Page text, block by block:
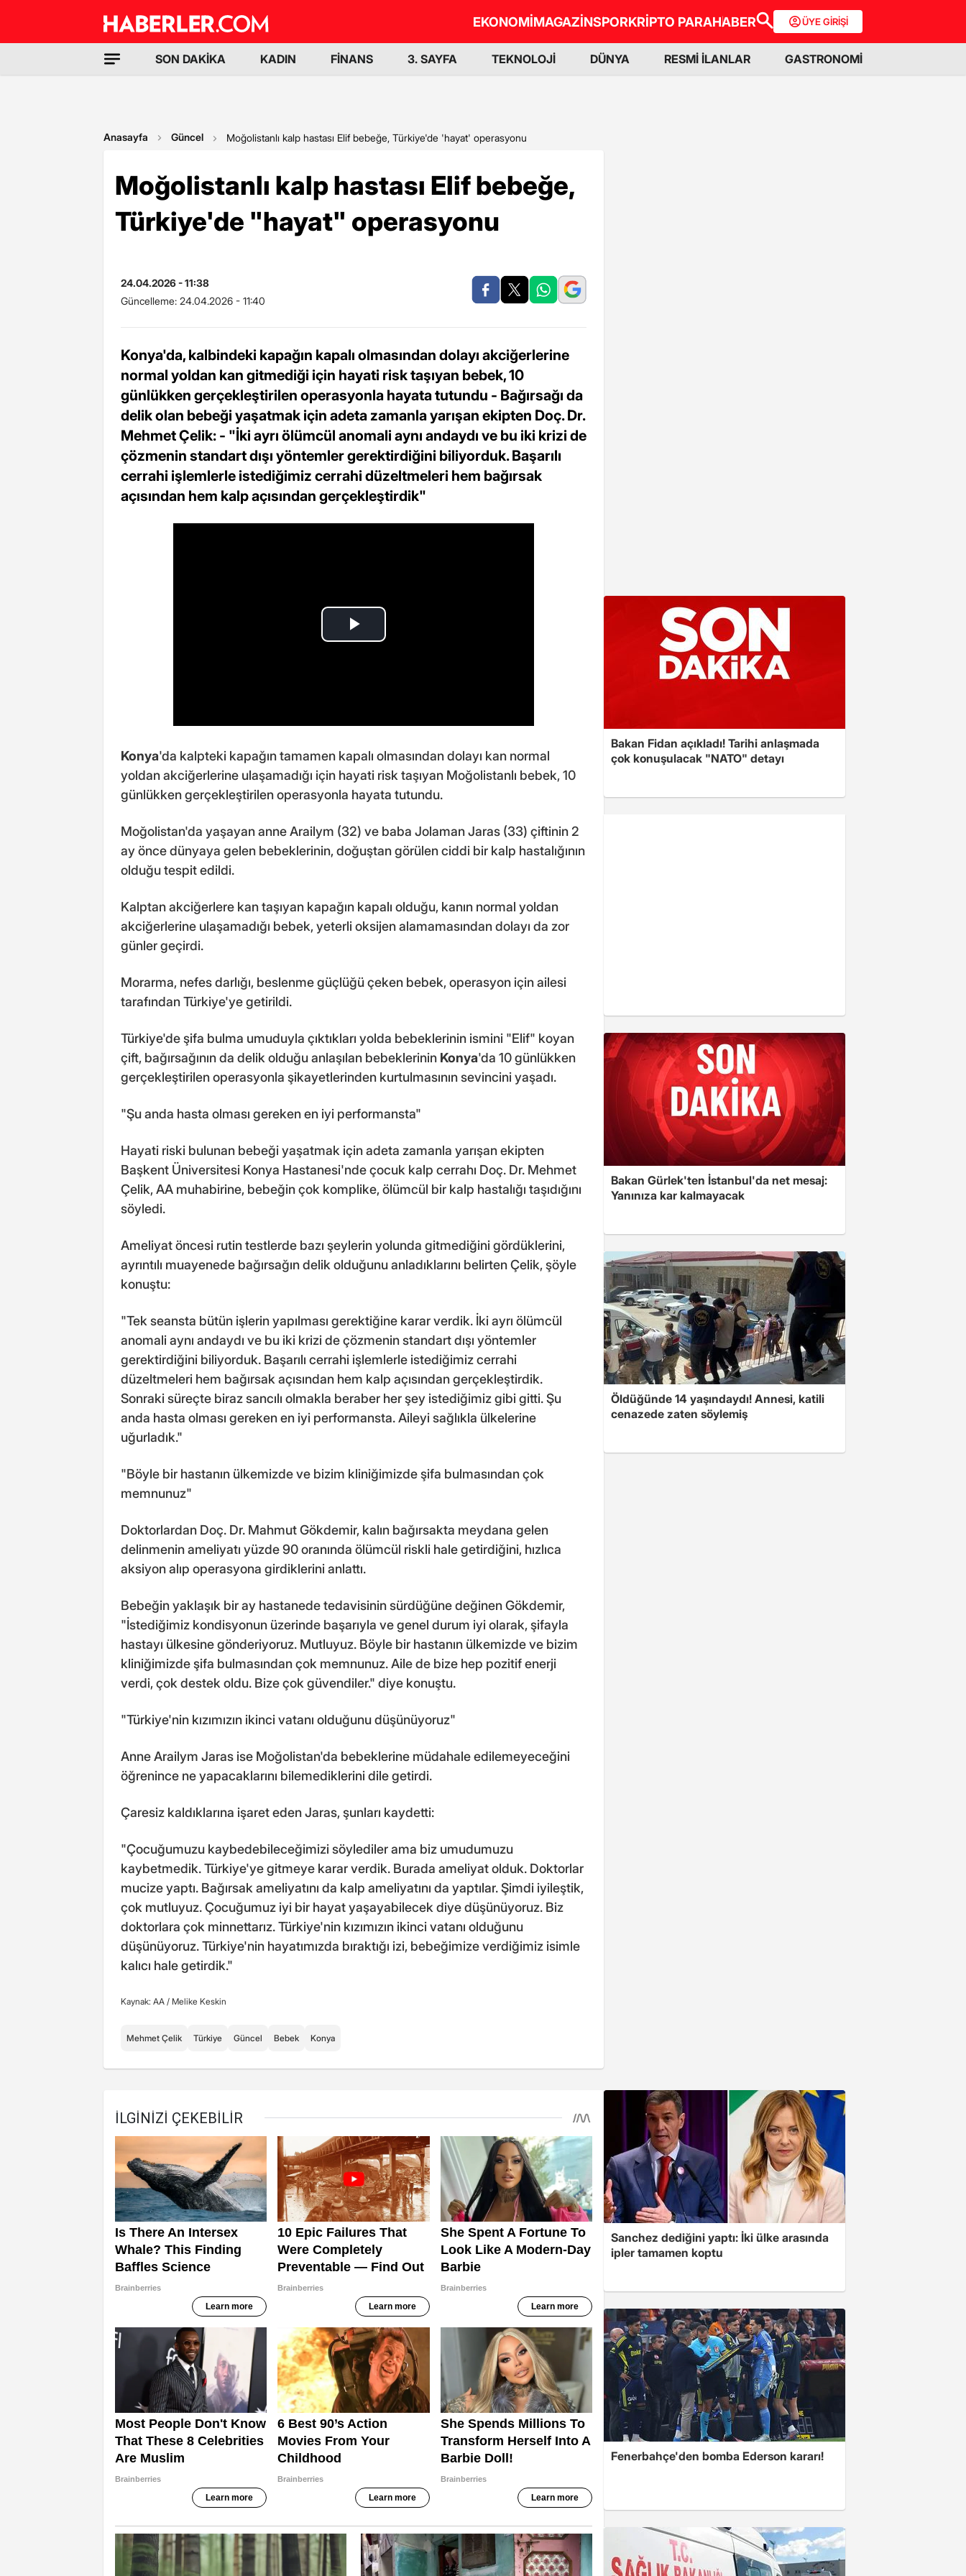
EKONOMİMAGAZİNSPORKRİPTO PARAHABER ÜYE GİRİŞİ
SON DAKİKA KADIN FİNANS 3. SAYFA TEKNOLOJİ DÜNYA RESMİ İLANLAR GASTRONOMİ
Anasayfa Güncel Moğolistanlı kalp hastası Elif bebeğe, Türkiye'de 'hayat' operasyonu
Moğolistanlı kalp hastası Elif bebeğe,
Türkiye'de "hayat" operasyonu
24.04.2026 - 11:38
Güncelleme: 24.04.2026 - 11:40
Konya'da, kalbindeki kapağın kapalı olmasından dolayı akciğerlerine
normal yoldan kan gitmediği için hayati risk taşıyan bebek, 10
günlükken gerçekleştirilen operasyonla hayata tutundu - Bağırsağı da
delik olan bebeği yaşatmak için adeta zamanla yarışan ekipten Doç. Dr.
Mehmet Çelik: - "İki ayrı ölümcül anomali aynı andaydı ve bu iki krizi de
çözmenin standart dışı yöntemler gerektirdiğini biliyorduk. Başarılı
cerrahi işlemlerle istediğimiz cerrahi düzeltmeleri hem bağırsak
açısından hem kalp açısından gerçekleştirdik"
Konya'da kalpteki kapağın tamamen kapalı olmasından dolayı kan normal
yoldan akciğerlerine ulaşamadığı için hayati risk taşıyan Moğolistanlı bebek, 10
günlükken gerçekleştirilen operasyonla hayata tutundu.
Moğolistan'da yaşayan anne Arailym (32) ve baba Jolaman Jaras (33) çiftinin 2
ay önce dünyaya gelen bebeklerinin, doğuştan görülen ciddi bir kalp hastalığının
olduğu tespit edildi.
Kalptan akciğerlere kan taşıyan kapağın kapalı olduğu, kanın normal yoldan
akciğerlerine ulaşamadığı bebek, yeterli oksijen alamamasından dolayı da zor
günler geçirdi.
Morarma, nefes darlığı, beslenme güçlüğü çeken bebek, operasyon için ailesi
tarafından Türkiye'ye getirildi.
Türkiye'de şifa bulma umuduyla çıktıkları yolda bebeklerinin ismini "Elif" koyan
çift, bağırsağının da delik olduğu anlaşılan bebeklerinin Konya'da 10 günlükken
gerçekleştirilen operasyonla şikayetlerinden kurtulmasının sevincini yaşadı.
"Şu anda hasta olması gereken en iyi performansta"
Hayati riski bulunan bebeği yaşatmak için adeta zamanla yarışan ekipten
Başkent Üniversitesi Konya Hastanesi'nde çocuk kalp cerrahı Doç. Dr. Mehmet
Çelik, AA muhabirine, bebeğin çok komplike, ölümcül bir kalp hastalığı taşıdığını
söyledi.
Ameliyat öncesi rutin testlerde bazı şeylerin yolunda gitmediğini gördüklerini,
ayrıntılı muayenede bağırsağın delik olduğunu anladıklarını belirten Çelik, şöyle
konuştu:
"Tek seansta bütün işlerin yapılması gerektiğine karar verdik. İki ayrı ölümcül
anomali aynı andaydı ve bu iki krizi de çözmenin standart dışı yöntemler
gerektirdiğini biliyorduk. Başarılı cerrahi işlemlerle istediğimiz cerrahi
düzeltmeleri hem bağırsak açısından hem kalp açısından gerçekleştirdik.
Sonraki süreçte biraz sancılı olmakla beraber her şey istediğimiz gibi gitti. Şu
anda hasta olması gereken en iyi performansta. Aileyi sağlıkla ülkelerine
uğurladık."
"Böyle bir hastanın ülkemizde ve bizim kliniğimizde şifa bulmasından çok
memnunuz"
Doktorlardan Doç. Dr. Mahmut Gökdemir, kalın bağırsakta meydana gelen
delinmenin ameliyatı yüzde 90 oranında ölümcül riskli hale getirdiğini, hızlıca
aksiyon alıp operasyona girdiklerini anlattı.
Bebeğin yaklaşık bir ay hastanede tedavisinin sürdüğüne değinen Gökdemir,
"İstediğimiz kondisyonun üzerinde başarıyla ve genel durum iyi olarak, şifayla
hastayı ülkesine gönderiyoruz. Mutluyuz. Böyle bir hastanın ülkemizde ve bizim
kliniğimizde şifa bulmasından çok memnunuz. Aile de bize hep pozitif enerji
verdi, çok destek oldu. Bize çok güvendiler." diye konuştu.
"Türkiye'nin kızımızın ikinci vatanı olduğunu düşünüyoruz"
Anne Arailym Jaras ise Moğolistan'da bebeklerine müdahale edilemeyeceğini
öğrenince ne yapacaklarını bilemediklerini dile getirdi.
Çaresiz kaldıklarına işaret eden Jaras, şunları kaydetti:
"Çocuğumuzu kaybedebileceğimizi söylediler ama biz umudumuzu
kaybetmedik. Türkiye'ye gitmeye karar verdik. Burada ameliyat olduk. Doktorlar
mucize yaptı. Bağırsak ameliyatını da kalp ameliyatını da yaptılar. Şimdi iyileştik,
çok mutluyuz. Çocuğumuz iyi bir hayat yaşayabilecek diye düşünüyoruz. Biz
doktorlara çok minnettarız. Türkiye'nin kızımızın ikinci vatanı olduğunu
düşünüyoruz. Türkiye'nin hayatımızda bıraktığı izi, bebeğimize verdiğimiz isimle
kalıcı hale getirdik."
Kaynak: AA / Melike Keskin
Mehmet Çelik Türkiye Güncel Bebek Konya
Bakan Fidan açıkladı! Tarihi anlaşmada
çok konuşulacak "NATO" detayı
Bakan Gürlek'ten İstanbul'da net mesaj:
Yanınıza kar kalmayacak
Öldüğünde 14 yaşındaydı! Annesi, katili
cenazede zaten söylemiş
Sanchez dediğini yaptı: İki ülke arasında
ipler tamamen koptu
Fenerbahçe'den bomba Ederson kararı!